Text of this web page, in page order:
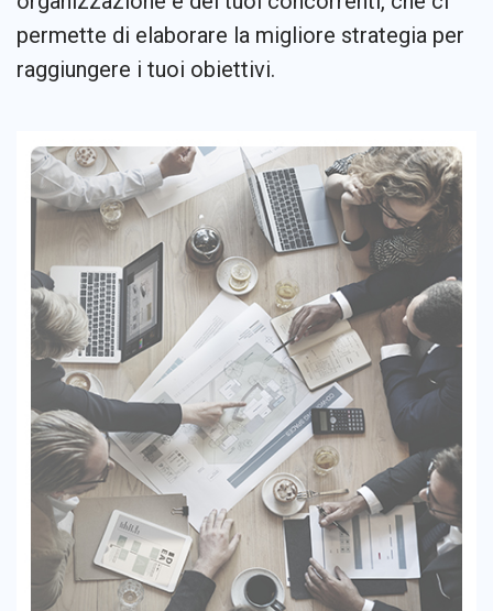
permette di elaborare la migliore strategia per
raggiungere i tuoi obiettivi.